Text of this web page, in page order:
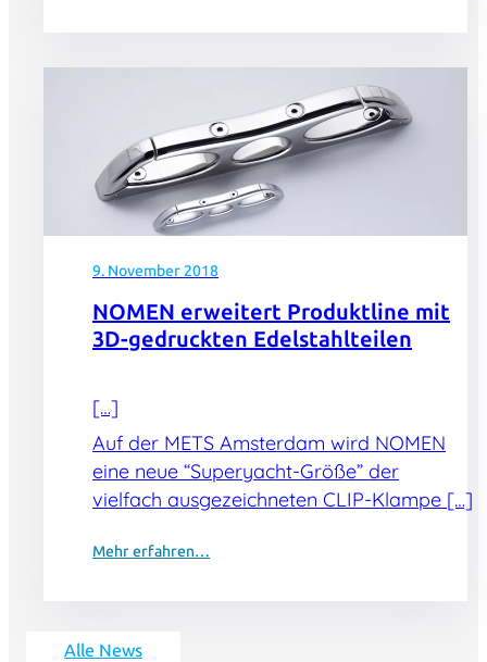
9. November 2018
NOMEN erweitert Produktline mit
3D-gedruckten Edelstahlteilen
[…]
Auf der METS Amsterdam wird NOMEN
eine neue “Superyacht-Größe” der
vielfach ausgezeichneten CLIP-Klampe […]
Mehr erfahren…
Alle News